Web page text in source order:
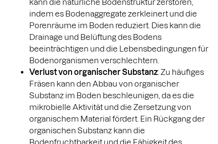
kann die natürliche Bodenstruktur zerstören,
indem es Bodenaggregate zerkleinert und die
Porenräume im Boden reduziert. Dies kann die
Drainage und Belüftung des Bodens
beeinträchtigen und die Lebensbedingungen für
Bodenorganismen verschlechtern.
Verlust von organischer Substanz: Zu häufiges
Fräsen kann den Abbau von organischer
Substanz im Boden beschleunigen, da es die
mikrobielle Aktivität und die Zersetzung von
organischem Material fördert. Ein Rückgang der
organischen Substanz kann die
Bodenfruchtbarkeit und die Fähigkeit des